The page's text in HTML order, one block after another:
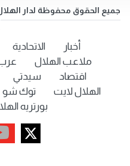
جميع الحقوق محفوظة لدار
أخبار الاتحادية
ملاعب الهلال
اقتصاد
سيدتي
الهلال لايت
توك شو
بورتريه